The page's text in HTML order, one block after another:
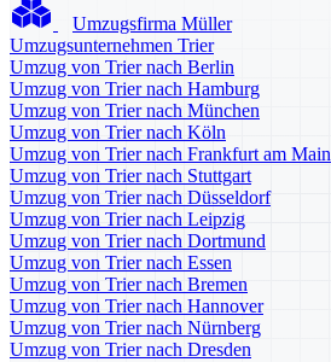
Umzugsfirma Müller
Umzugsunternehmen Trier
Umzug von Trier nach Berlin
Umzug von Trier nach Hamburg
Umzug von Trier nach München
Umzug von Trier nach Köln
Umzug von Trier nach Frankfurt am Main
Umzug von Trier nach Stuttgart
Umzug von Trier nach Düsseldorf
Umzug von Trier nach Leipzig
Umzug von Trier nach Dortmund
Umzug von Trier nach Essen
Umzug von Trier nach Bremen
Umzug von Trier nach Hannover
Umzug von Trier nach Nürnberg
Umzug von Trier nach Dresden